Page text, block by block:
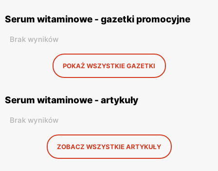
Serum witaminowe - gazetki promocyjne
Brak wyników
POKAŻ WSZYSTKIE GAZETKI
Serum witaminowe - artykuły
Brak wyników
ZOBACZ WSZYSTKIE ARTYKUŁY